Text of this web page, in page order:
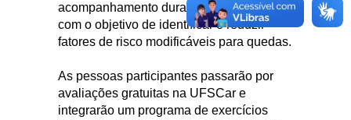
acompanhamento durante 16 semanas,
com o objetivo de identificar e reduzir
fatores de risco modificáveis para quedas.
As pessoas participantes passarão por
avaliações gratuitas na UFSCar e
integrarão um programa de exercícios